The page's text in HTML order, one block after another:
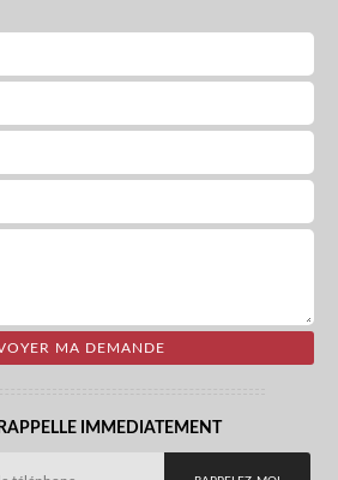
IMMEDIATEMENT